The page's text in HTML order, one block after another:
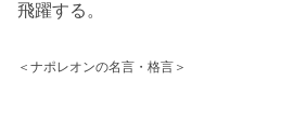
飛躍する。
＜ナポレオンの名言・格言＞